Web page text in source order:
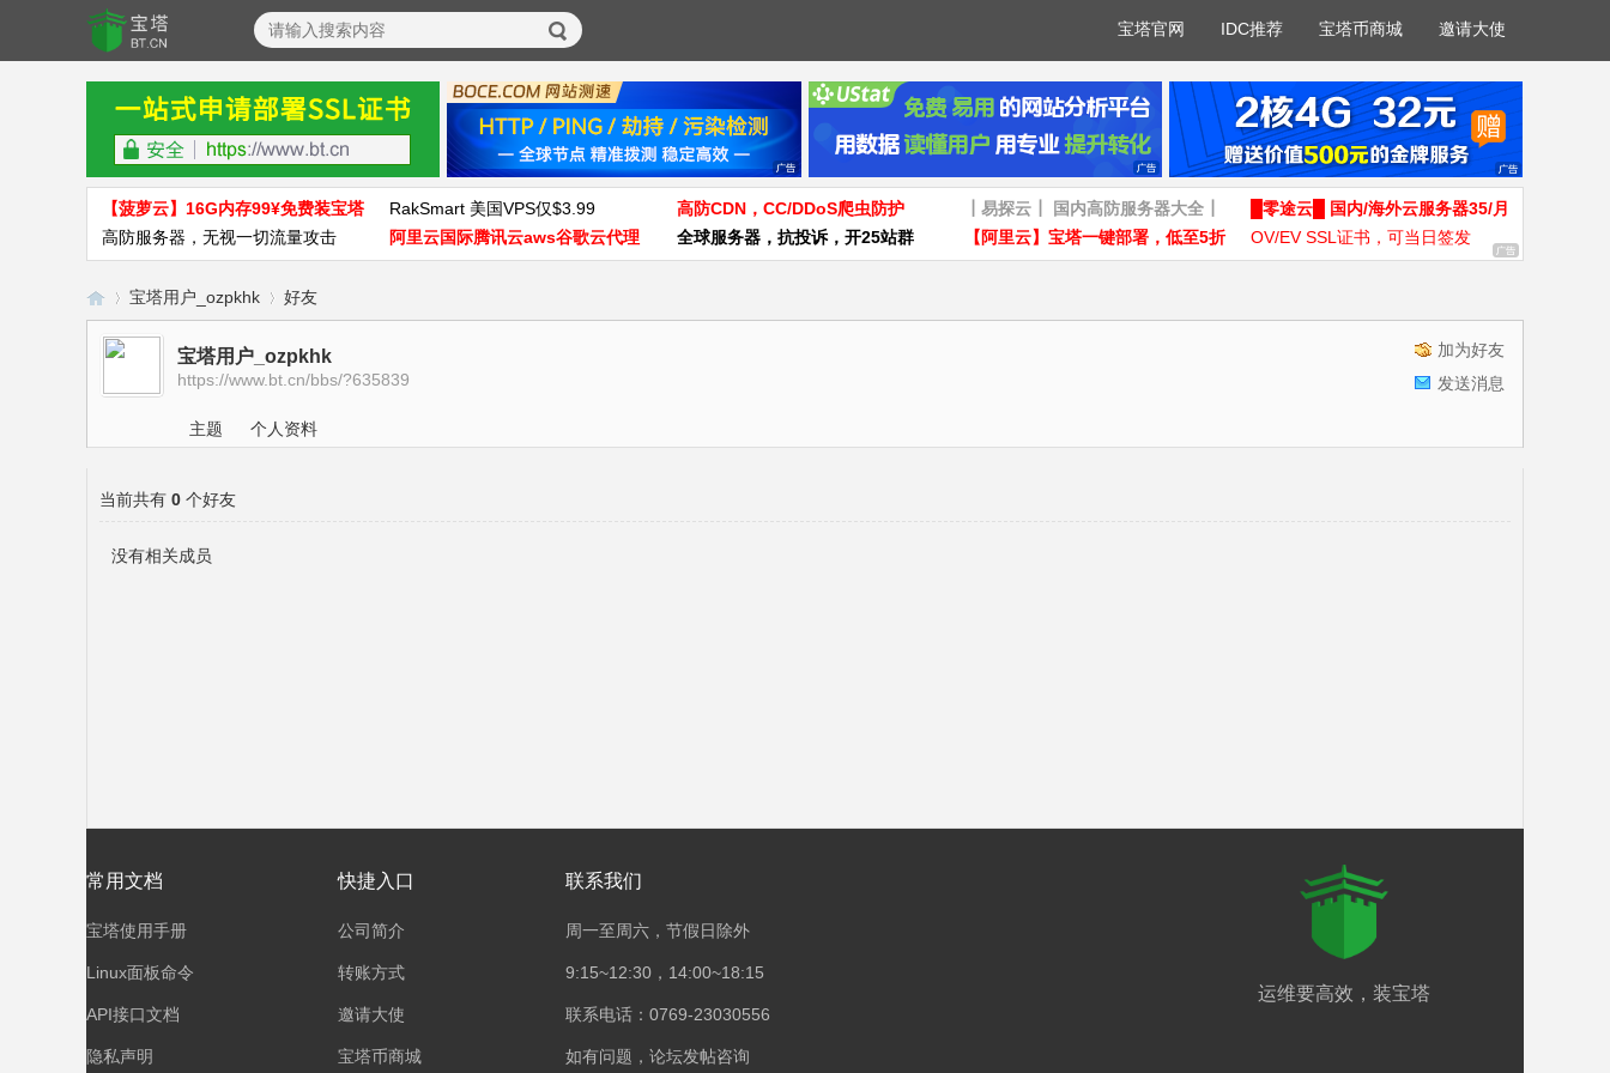
宝塔官网 IDC推荐 宝塔币商城 邀请大使
【菠萝云】16G内存99¥免费装宝塔 RakSmart 美国VPS仅$3.99 高防CDN，CC/DDoS爬虫防护 ┃易探云┃ 国内高防服务器大全┃
█零途云█ 国内/海外云服务器35/月
高防服务器，无视一切流量攻击
阿里云国际腾讯云aws谷歌云代理 全球服务器，抗投诉，开25站群 【阿里云】宝塔一键部署，低至5折 OV/EV SSL证书，可当日签发
宝
面
›
宝塔用户_ozpkhk 好友
加为好友
发送消息
宝塔用户_ozpkhk
https://www.bt.cn/bbs/?635839
主题 个人资料
当前共有 0 个好友
没有相关成员
常用文档
宝塔使用手册
Linux面板命令
API接口文档
隐私声明
快捷入口
公司简介
转账方式
邀请大使
宝塔币商城
联系我们
周一至周六，节假日除外
9:15~12:30，14:00~18:15
联系电话：0769-23030556
如有问题，论坛发帖咨询
运维要高效，装宝塔